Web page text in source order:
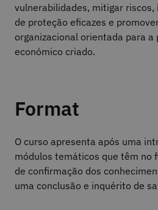
vulnerabilidades, mitigar
de proteção eficazes e
organizacional orientada para a
económico criado.
Format
O curso apresenta após uma
módulos temáticos que têm no
de confirmação dos
uma conclusão e inquérito de